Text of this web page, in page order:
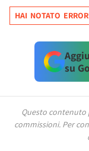
HAI NOTATO
su
Questo contenuto
commissioni. Per